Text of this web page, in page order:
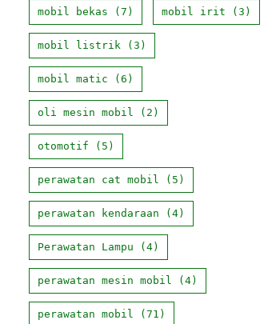
mobil bekas (7) mobil irit (3)
mobil listrik (3)
mobil matic (6)
oli mesin mobil (2)
otomotif (5)
perawatan cat mobil (5)
perawatan kendaraan (4)
Perawatan Lampu (4)
perawatan mesin mobil (4)
perawatan mobil (71)